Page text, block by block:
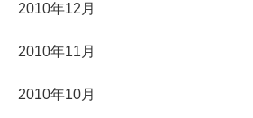
2010年12月
2010年11月
2010年10月